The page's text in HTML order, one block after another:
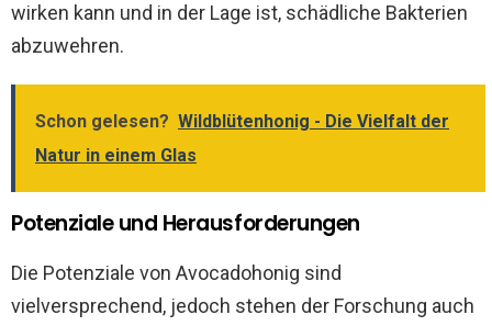
wirken kann und in der Lage ist, schädliche Bakterien
abzuwehren.
Schon gelesen? Wildblütenhonig - Die Vielfalt der
Natur in einem Glas
Potenziale und Herausforderungen
Die Potenziale von Avocadohonig sind
vielversprechend, jedoch stehen der Forschung auch